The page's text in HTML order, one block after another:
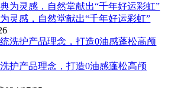
灵感，自然堂献出“千年好运彩虹”
护产品理念，打造0油感蓬松高颅